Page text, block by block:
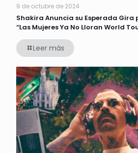
9 de octubre de 2024
Shakira Anuncia su Esperada
“Las Mujeres Ya No Lloran World
Leer más